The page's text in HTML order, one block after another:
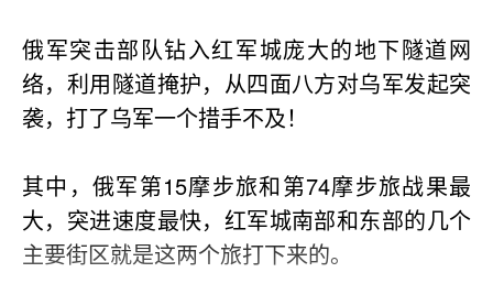
俄军突击部队钻入红军城庞大的地下隧道网
络，利用隧道掩护，从四面八方对乌军发起突
袭，打了乌军一个措手不及！
其中，俄军第15摩步旅和第74摩步旅战果最
大，突进速度最快，红军城南部和东部的几个
主要街区就是这两个旅打下来的。